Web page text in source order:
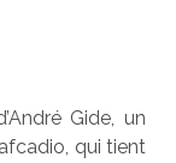
Gide, un
qui tient